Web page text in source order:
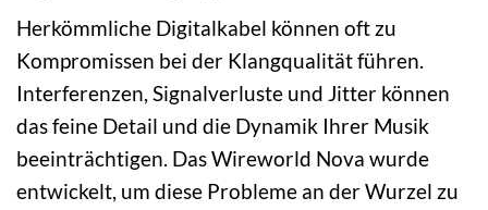
Herkömmliche Digitalkabel können oft zu
Kompromissen bei der Klangqualität führen.
Interferenzen, Signalverluste und Jitter können
das feine Detail und die Dynamik Ihrer Musik
beeinträchtigen. Das Wireworld Nova wurde
entwickelt, um diese Probleme an der Wurzel zu